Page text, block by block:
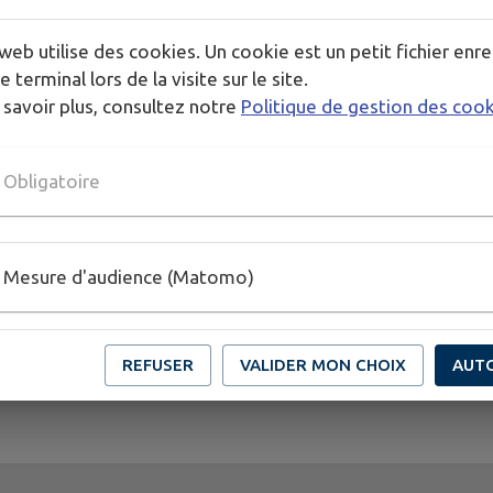
ou le passeport justifiant de la 2ème nationalité.
en cas de perte de
pas remplacée : il est donc impératif de la conserver
à l’organisme du service national de rattachement
adresser vous en mairie
ou consulter le sitevosdroits.service-public.fr
utilise des cookies. Un cookie est un petit fichier
terminal lors de la visite sur le site.
savoir plus, consultez notre Politique de gestion des
Obligatoire
Mesure d'audience (Matomo)
REFUSER VALIDER MON CHOIX